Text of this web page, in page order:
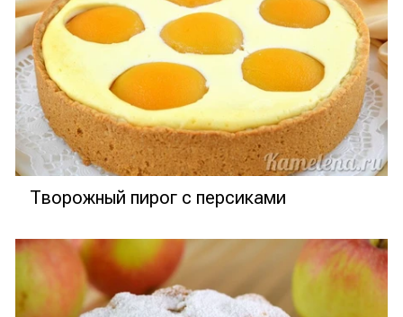
Творожный пирог с персиками